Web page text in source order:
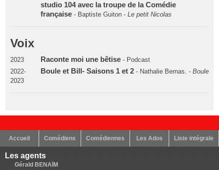
studio 104 avec la troupe de la Comédie
française- Baptiste Guiton - Le petit Nicolas
Voix
2023 Raconte moi une bêtise- Podcast
2022-
2023
Boule et Bill- Saisons 1 et 2- Nathalie Bernas. - Boule
Accueil Comédiens Comédiennes Les Ados Liste intégrale
Les agents
Gérald BENAÏM